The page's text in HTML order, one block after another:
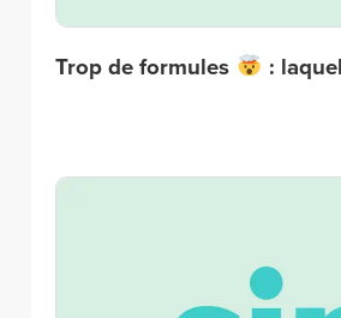
Trop de formules :